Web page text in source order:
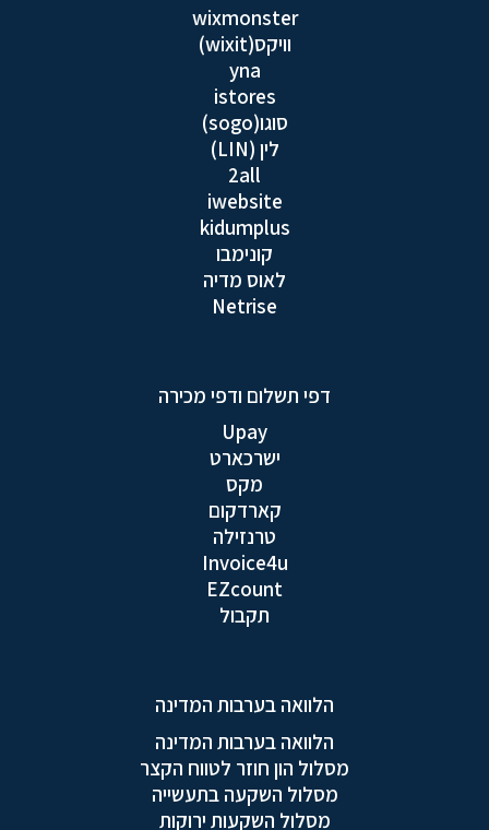
wixmonster
וויקס(wixit)
yna
istores
סוגו(sogo)
לין (LIN)
2all
iwebsite
kidumplus
קונימבו
לאוס מדיה
Netrise
דפי תשלום ודפי מכירה
Upay
ישרכארט
מקס
קארדקום
טרנזילה
Invoice4u
EZcount
תקבול
הלוואה בערבות המדינה
הלוואה בערבות המדינה
מסלול הון חוזר לטווח הקצר
מסלול השקעה בתעשייה
מסלול השקעות ירוקות